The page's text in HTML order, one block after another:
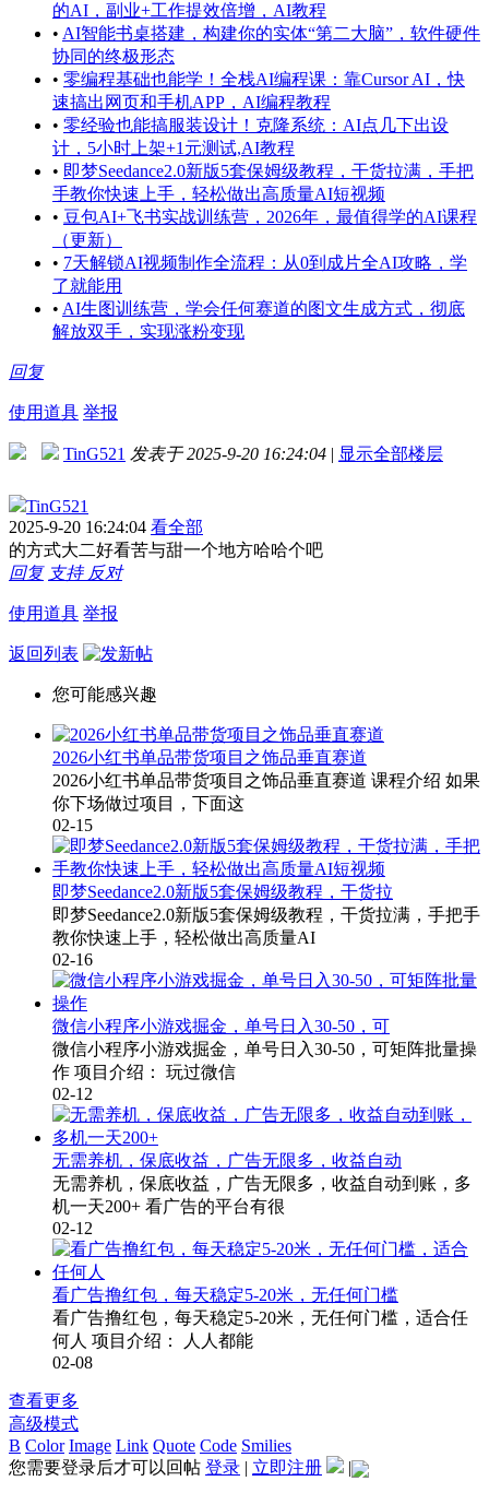
的AI，副业+工作提效倍增，AI教程
• AI智能书桌搭建，构建你的实体“第二大脑”，软件硬件
协同的终极形态
• 零编程基础也能学！全栈AI编程课：靠Cursor AI，快
速搞出网页和手机APP，AI编程教程
• 零经验也能搞服装设计！克隆系统：AI点几下出设
计，5小时上架+1元测试,AI教程
• 即梦Seedance2.0新版5套保姆级教程，干货拉满，手把
手教你快速上手，轻松做出高质量AI短视频
• 豆包AI+飞书实战训练营，2026年，最值得学的AI课程
（更新）
• 7天解锁AI视频制作全流程：从0到成片全AI攻略，学
了就能用
• AI生图训练营，学会任何赛道的图文生成方式，彻底
解放双手，实现涨粉变现
回复
使用道具 举报
TinG521 发表于 2025-9-20 16:24:04 | 显示全部楼层
TinG521
2025-9-20 16:24:04 看全部
的方式大二好看苦与甜一个地方哈哈个吧
回复 支持 反对
使用道具 举报
返回列表
您可能感兴趣
2026小红书单品带货项目之饰品垂直赛道
2026小红书单品带货项目之饰品垂直赛道 课程介绍 如果
你下场做过项目，下面这
02-15
即梦Seedance2.0新版5套保姆级教程，干货拉
即梦Seedance2.0新版5套保姆级教程，干货拉满，手把手
教你快速上手，轻松做出高质量AI
02-16
微信小程序小游戏掘金，单号日入30-50，可
微信小程序小游戏掘金，单号日入30-50，可矩阵批量操
作 项目介绍： 玩过微信
02-12
无需养机，保底收益，广告无限多，收益自动
无需养机，保底收益，广告无限多，收益自动到账，多
机一天200+ 看广告的平台有很
02-12
看广告撸红包，每天稳定5-20米，无任何门槛
看广告撸红包，每天稳定5-20米，无任何门槛，适合任
何人 项目介绍： 人人都能
02-08
查看更多
高级模式
B Color Image Link Quote Code Smilies
您需要登录后才可以回帖 登录 | 立即注册 |